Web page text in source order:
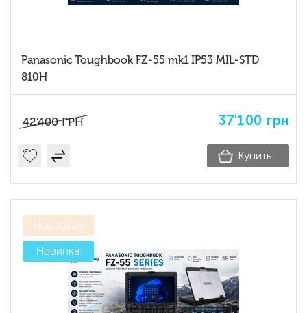
Panasonic Toughbook FZ-55 mk1 IP53 MIL-STD
810H
42'400 ГРН 37'100 грн
Купить
Под заказ
Новинка